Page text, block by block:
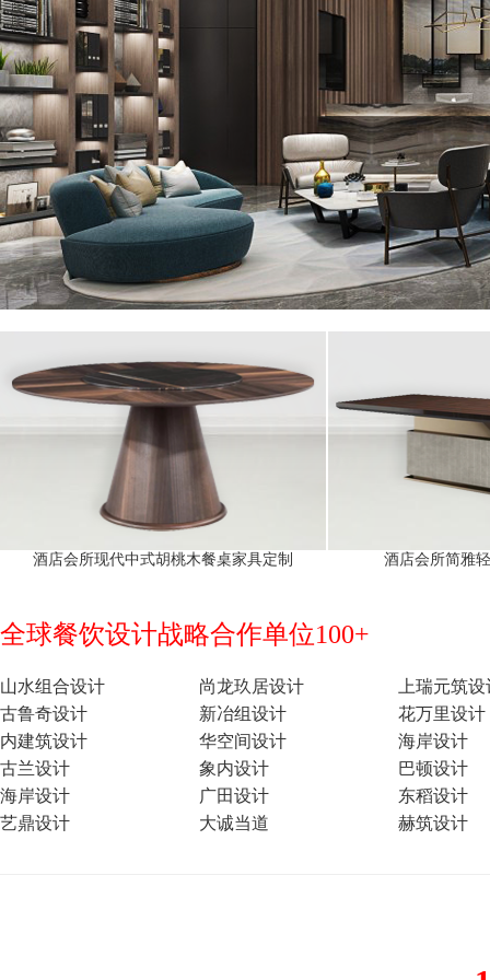
酒店会所现代中式胡桃木餐桌家具定制 酒店会所简雅
全球餐饮设计战略合作单位100+
山水组合设计 尚龙玖居设计
上瑞元筑
古鲁奇设计
新冶组设计
花万里设计
内建筑设计
华空间设计
海岸设计
古兰设计
象内设计
巴顿设计
海岸设计
广田设计
东稻设计
艺鼎设计
大诚当道 赫筑设计